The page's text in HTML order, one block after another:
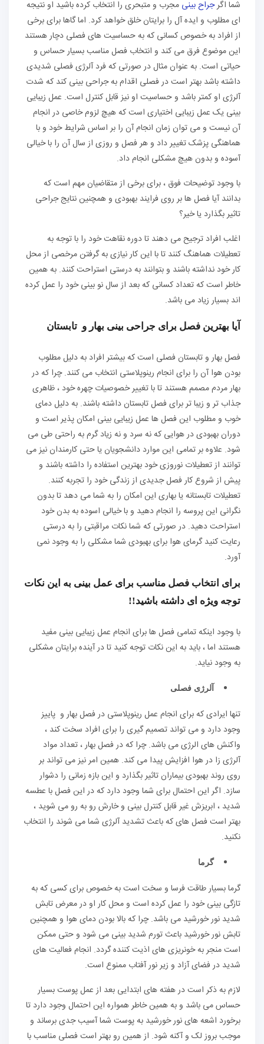
شما اگرجراح بینی مجرب و متبحری را انتخاب کرده باشید او نتیجه
ای مطلوب و ایده آل را برایتان خلق خواهد کرد. اما گاها برای برخی
از افراد به خصوص کسانی که به حساسیت های فصلی دچار هستند
این موضوع فرق می کند و انتخاب فصل مناسب بسیار حساس و
حیاتی است. به عنوان مثال در صورتی که فرد آلرژی فصلی شدیدی
داشته باشد بهتر است در فصلی اقدام به جراحی بینی کند که شدت
آلرژی او کمتر باشد و حساسیت او نیز قابل کنترل است. عمل زیبایی
بینی یک عمل زیبایی اختیاری است که هیچ لزوم خاصی در انجام
آن نیست و می توان زمان انجام آن را بر اساس شرایط خود و با
هماهنگی پزشک تغییر داد و هر فصل و روزی از سال آن را با خیالی
آسوده و بدون هیچ مشکلی انجام داد.
با وجود توضیحات فوق ، برای برخی از متقاضیان مهم است که
بدانند آیا فصل ها بر روی فرایند بهبودی و همچنین نتایج جراحی
تاثیر بگذارد یا خیر؟
اغلب افراد ترجیح می دهند تا دوره نقاهت خود را با توجه به
تعطیلات هماهنگ کنند تا با این کار نیازی به گرفتن مرخصی از محل
کار خود نداشته باشند و بتوانند به درستی استراحت کنند. به همین
خاطر است که تعداد کسانی که بعد از سال نو بینی خود را عمل کرده
اند بسیار زیاد می باشد.
آیا بهترین فصل برای جراحی بینی بهار و تابستان
فصل بهار و تابستان فصلی است که بیشتر افراد به دلیل مطلوب
بودن هوا آن را برای انجام رینوپلاستی انتخاب می کنند. چرا که در
بهار مردم مصمم هستند تا با تغییر خصوصیات چهره خود ، ظاهری
جذاب تر و زیبا تر برای فصل تابستان داشته باشند. به دلیل دمای
خوب و مطلوب این فصل ها عمل زیبایی بینی امکان پذیر است و
دوران بهبودی در هوایی که نه سرد و نه زیاد گرم به راحتی طی می
شود. علاوه بر تمامی این موارد دانشجویان یا حتی کارمندان نیز می
توانند از تعطیلات نوروزی خود بهترین استفاده را داشته باشند و
پیش از شروع کار فصل جدیدی از زندگی خود را تجربه کنند.
تعطیلات تابستانه یا بهاری این امکان را به شما می دهد تا بدون
نگرانی این پروسه را انجام دهید و با خیالی اسوده به بدن خود
استراحت دهید. در صورتی که شما نکات مراقبتی را به درستی
رعایت کنید گرمای هوا برای بهبودی شما مشکلی را به وجود نمی
آورد.
برای انتخاب فصل مناسب برای عمل بینی به این نکات
توجه ویژه ای داشته باشید!!
با وجود اینکه تمامی فصل ها برای انجام عمل زیبایی بینی مفید
هستند اما ، باید به این نکات توجه کنید تا در آینده برایتان مشکلی
به وجود نیاید.
آلرژی فصلی
تنها ایرادی که برای انجام عمل رینوپلاستی در فصل بهار و پاییز
وجود دارد و می تواند تصمیم گیری را برای افراد سخت کند ،
واکنش های الرژی می باشد. چرا که در فصل بهار ، تعداد مواد
آلرژی زا در هوا افزایش پیدا می کند. همین امر نیز می تواند بر
روی روند بهبودی بیماران تاثیر بگذارد و این بازه زمانی را دشوار
سازد. اگر این احتمال برای شما وجود دارد که در این فصل با عطسه
شدید ، ابریزش غیر قابل کنترل بینی و خارش رو به رو می شوید ،
بهتر است فصل های که باعث تشدید آلرژی شما می شوند را انتخاب
نکنید.
گرما
گرما بسیار طاقت فرسا و سخت است به خصوص برای کسی که به
تازگی بینی خود را عمل کرده است و محل کار او در معرض تابش
شدید نور خورشید می باشد. چرا که بالا بودن دمای هوا و همچنین
تابش نور خورشید باعث تورم شدید بینی می شود و حتی ممکن
است منجر به خونریزی های اذیت کننده گردد. انجام فعالیت های
شدید در فضای آزاد و زیر نور آفتاب ممنوع است.
لازم به ذکر است در هفته های ابتدایی بعد از عمل پوست بسیار
حساس می باشد و به همین خاطر همواره این احتمال وجود دارد تا
برخورد اشعه های نور خورشید به پوست شما آسیب جدی برساند و
موجب بروز لک و آکنه شود. از همین رو بهتر است فصلی مناسب با